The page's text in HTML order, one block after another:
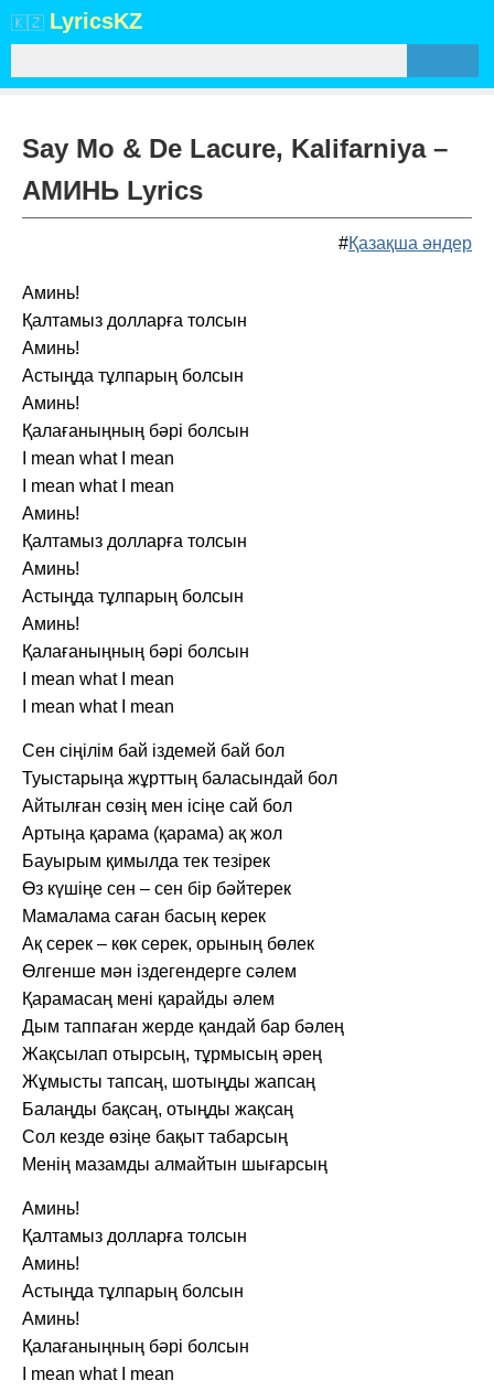
🇰🇿 LyricsKZ
Say Mo & De Lacure, Kalifarniya –
АМИНЬ Lyrics
#Қазақша әндер
Аминь!
Қалтамыз долларға толсын
Аминь!
Астыңда тұлпарың болсын
Аминь!
Қалағаныңның бәрі болсын
I mean what I mean
I mean what I mean
Аминь!
Қалтамыз долларға толсын
Аминь!
Астыңда тұлпарың болсын
Аминь!
Қалағаныңның бәрі болсын
I mean what I mean
I mean what I mean
Сен сіңілім бай іздемей бай бол
Туыстарыңа жұрттың баласындай бол
Айтылған сөзің мен ісіңе сай бол
Артыңа қарама (қарама) ақ жол
Бауырым қимылда тек тезірек
Өз күшіңе сен – сен бір бәйтерек
Мамалама саған басың керек
Ақ серек – көк серек, орының бөлек
Өлгенше мән іздегендерге сәлем
Қарамасаң мені қарайды әлем
Дым таппаған жерде қандай бар бәлең
Жақсылап отырсың, тұрмысың әрең
Жұмысты тапсаң, шотыңды жапсаң
Балаңды бақсаң, отыңды жақсаң
Сол кезде өзіңе бақыт табарсың
Менің мазамды алмайтын шығарсың
Аминь!
Қалтамыз долларға толсын
Аминь!
Астыңда тұлпарың болсын
Аминь!
Қалағаныңның бәрі болсын
I mean what I mean